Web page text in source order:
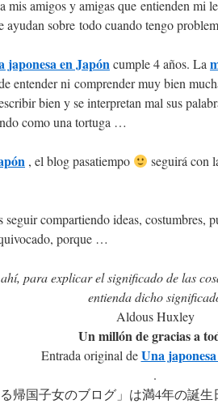
mis amigos y amigas que entienden mi
ayudan sobre todo cuando tengo
japonesa en Japóncumple 4 años. La
entender ni comprender muy bien
bien y se interpretan mal sus
como una tortuga …
, el blog pasatiempo
seguirá con
seguir compartiendo ideas, costumbres,
porque …
para explicar el significado de las
entienda dicho
Aldous Huxley
Un millón de gracias a
Entrada original deUna
.
帰国子女のブログ」は満4年の誕生